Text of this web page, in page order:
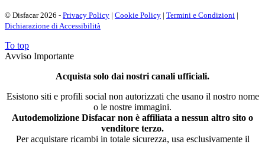
© Disfacar 2026 - Privacy Policy | Cookie Policy | Termini e Condizioni |
Dichiarazione di Accessibilità
To top
Avviso Importante
Acquista solo dai nostri canali ufficiali.
Esistono siti e profili social non autorizzati che usano il nostro nome
o le nostre immagini.
Autodemolizione Disfacar non è affiliata a nessun altro sito o
venditore terzo.
Per acquistare ricambi in totale sicurezza, usa esclusivamente il